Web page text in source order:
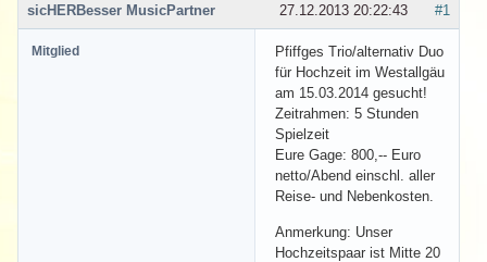
#1
27.12.2013 20:22:43
sicHERBesser MusicPartner
Mitglied
Pfiffges Trio/alternativ Duo
für Hochzeit im Westallgäu
am 15.03.2014 gesucht!
Zeitrahmen: 5 Stunden
Spielzeit
Eure Gage: 800,-- Euro
netto/Abend einschl. aller
Reise- und Nebenkosten.
Anmerkung: Unser
Hochzeitspaar ist Mitte 20